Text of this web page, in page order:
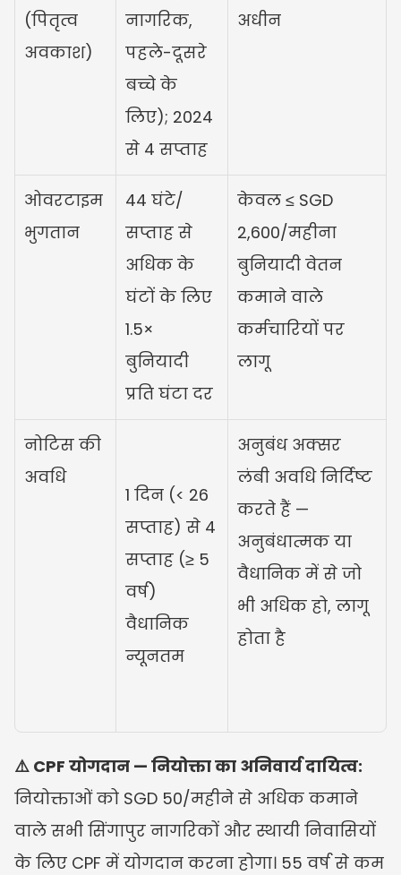
(पितृत्व
अवकाश)
नागरिक,
पहले-दूसरे
बच्चे के
लिए); 2024
से 4 सप्ताह
अधीन
ओवरटाइम
भुगतान
44 घंटे/
सप्ताह से
अधिक के
घंटों के लिए
1.5×
बुनियादी
प्रति घंटा दर
केवल ≤ SGD
2,600/महीना
बुनियादी वेतन
कमाने वाले
कर्मचारियों पर
लागू
नोटिस की
अवधि
1 दिन (< 26
सप्ताह) से 4
सप्ताह (≥ 5
वर्ष)
वैधानिक
न्यूनतम
अनुबंध अक्सर
लंबी अवधि निर्दिष्ट
करते हैं —
अनुबंधात्मक या
वैधानिक में से जो
भी अधिक हो, लागू
होता है
⚠️ CPF योगदान — नियोक्ता का अनिवार्य दायित्व:
नियोक्ताओं को SGD 50/महीने से अधिक कमाने
वाले सभी सिंगापुर नागरिकों और स्थायी निवासियों
के लिए CPF में योगदान करना होगा। 55 वर्ष से कम